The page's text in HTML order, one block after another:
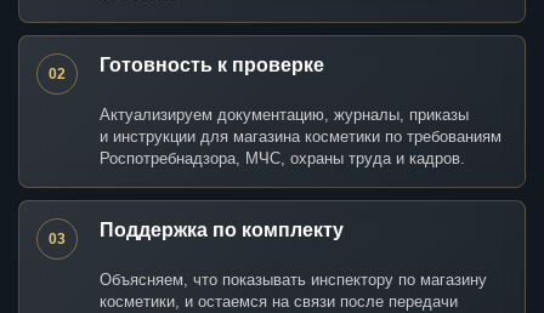
02 Готовность к проверке
Актуализируем документацию, журналы, приказы
и инструкции для магазина косметики по требованиям
Роспотребнадзора, МЧС, охраны труда и кадров.
03 Поддержка по комплекту
Объясняем, что показывать инспектору по магазину
косметики, и остаемся на связи после передачи